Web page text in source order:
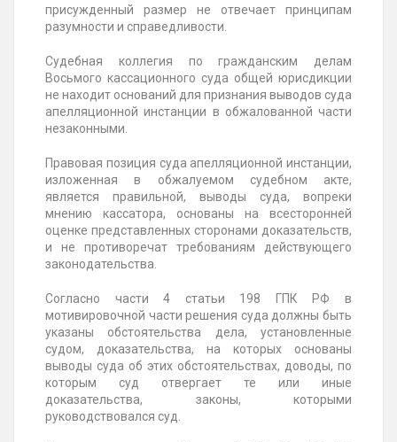
присужденный размер не отвечает принципам
разумности и справедливости.
Судебная коллегия по гражданским делам
Восьмого кассационного суда общей юрисдикции
не находит оснований для признания выводов суда
апелляционной инстанции в обжалованной части
незаконными.
Правовая позиция суда апелляционной инстанции,
изложенная в обжалуемом судебном акте,
является правильной, выводы суда, вопреки
мнению кассатора, основаны на всесторонней
оценке представленных сторонами доказательств,
и не противоречат требованиям действующего
законодательства.
Согласно части 4 статьи 198 ГПК РФ в
мотивировочной части решения суда должны быть
указаны обстоятельства дела, установленные
судом, доказательства, на которых основаны
выводы суда об этих обстоятельствах, доводы, по
которым суд отвергает те или иные
доказательства, законы, которыми
руководствовался суд.